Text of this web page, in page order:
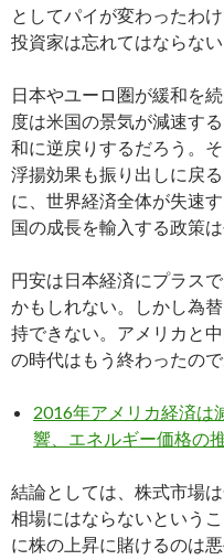
としてパイが変わったわ
投資家は忘れてはならない
日本やユーロ圏が緩和を
度は米国の景気が減速す
和に逆戻りするだろう。
浮揚効果も振り出しに戻
に、世界経済全体が失速
国の成長を輸入する政策
円安は日本経済にプラス
かもしれない。しかし為
持できない。アメリカと
の時代はもう終わったので
2016年アメリカ経済は
響、エネルギー価格の
結論としては、株式市場
相場にはならないという
に株の上昇に賭けるのは